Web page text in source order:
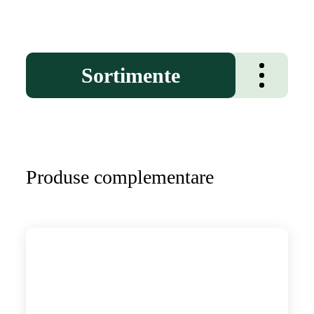
Sortimente
Produse complementare